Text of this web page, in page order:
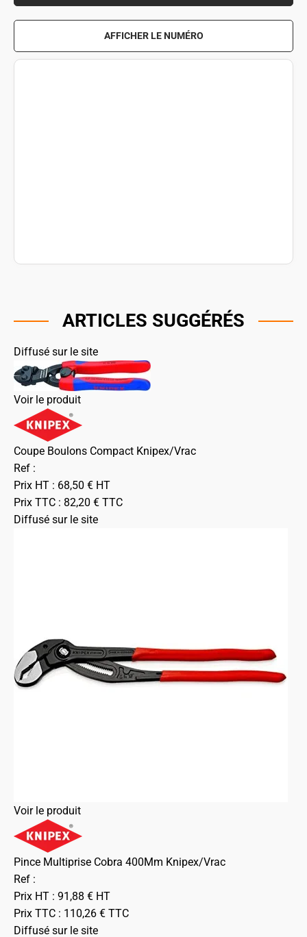
AFFICHER LE NUMÉRO
ARTICLES SUGGÉRÉS
Diffusé sur le site
Voir le produit
Coupe Boulons Compact Knipex/Vrac
Ref :
Prix HT : 68,50 € HT
Prix TTC : 82,20 € TTC
Diffusé sur le site
Voir le produit
Pince Multiprise Cobra 400Mm Knipex/Vrac
Ref :
Prix HT : 91,88 € HT
Prix TTC : 110,26 € TTC
Diffusé sur le site